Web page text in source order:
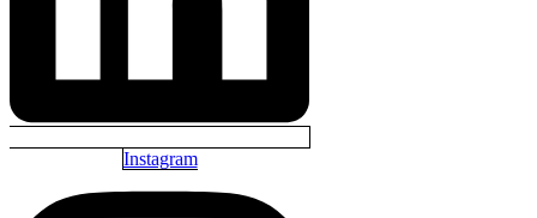
Instagram